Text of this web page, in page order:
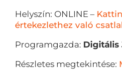
Helyszín: ONLINE –
értekezlethez való
Programgazda: Digitális
Részletes megtekintése: